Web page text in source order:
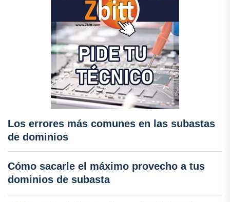
Los errores más comunes en las subastas
de dominios
Cómo sacarle el máximo provecho a tus
dominios de subasta